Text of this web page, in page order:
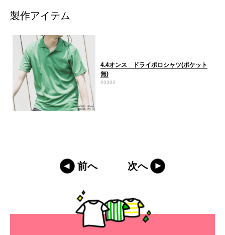
製作アイテム
4.4オンス ドライポロシャツ(ポケット
無)
00302
前へ 次へ